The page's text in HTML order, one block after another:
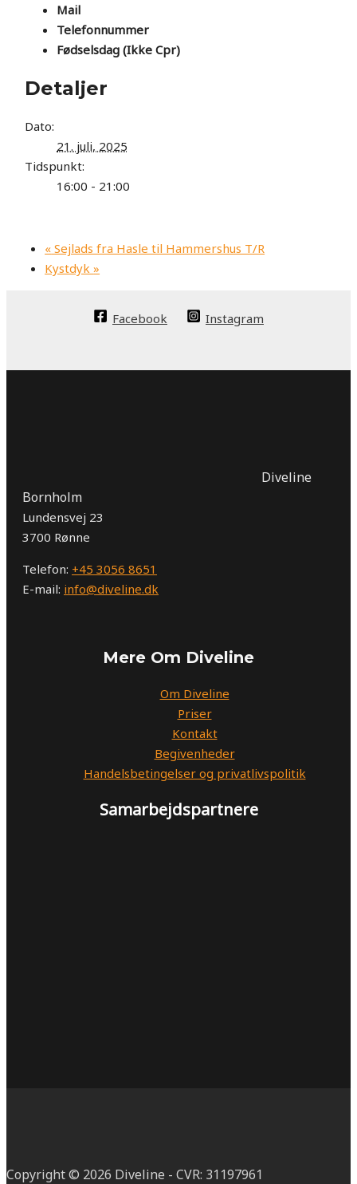
Mail
Telefonnummer
Fødselsdag (Ikke Cpr)
Detaljer
Dato:
21. juli, 2025
Tidspunkt:
16:00 - 21:00
« Sejlads fra Hasle til Hammershus T/R
Kystdyk»
Facebook Instagram
Diveline
Bornholm
Lundensvej 23
3700 Rønne
Telefon: +45 3056 8651
E-mail: info@diveline.dk
Mere Om Diveline
Om Diveline
Priser
Kontakt
Begivenheder
Handelsbetingelser og privatlivspolitik
Samarbejdspartnere
Copyright © 2026 Diveline - CVR: 31197961